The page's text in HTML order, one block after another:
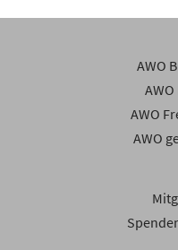
AWO
AWO
AWO